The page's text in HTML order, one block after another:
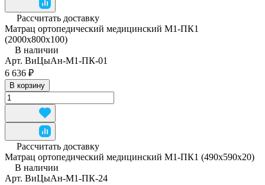
Рассчитать доставку
Матрац ортопедический медицинский М1-ПК1
(2000х800х100)
В наличии
Арт. ВиЦыАн-М1-ПК-01
6 636 ₽
В корзину
Рассчитать доставку
Матрац ортопедический медицинский М1-ПК1 (490x590x20)
В наличии
Арт. ВиЦыАн-М1-ПК-24